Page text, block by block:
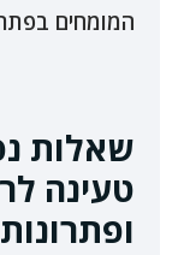
המומחים
שאלות
טעינה
ופתרונות